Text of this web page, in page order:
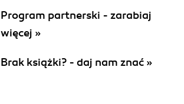
Program partnerski - zarabiaj
więcej »
Brak książki? - daj nam znać »